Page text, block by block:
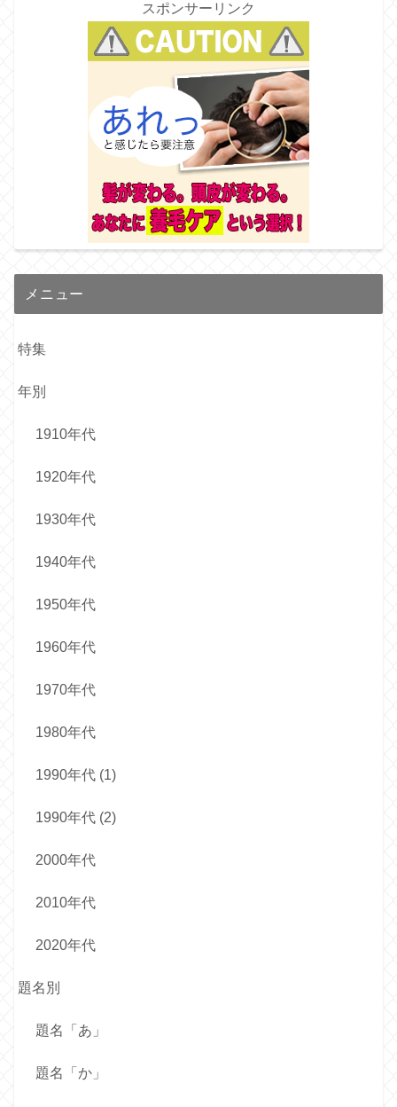
スポンサーリンク
メニュー
特集
年別
1910年代
1920年代
1930年代
1940年代
1950年代
1960年代
1970年代
1980年代
1990年代 (1)
1990年代 (2)
2000年代
2010年代
2020年代
題名別
題名「あ」
題名「か」